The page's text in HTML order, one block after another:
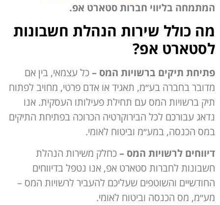
המתמחה בליווי חברות סטארט אפ.
מה כולל שירות הנהלת חשבונות
לסטארט אפ?
פתיחת תיקים ברשויות המס –כל עצמאי, בין אם
מדובר בחברה בע״מ, תאגיד או אדם פרטי, מחויב לפתוח
תיק ברשויות המס עם תחילת פעילותו העסקית. אנו
נדאג עבורכם לכל הבירוקרטיה הכרוכה בפתיחת התיקים
במס הכנסה, במע״מ וביטוח לאומי.
דיווחים לרשויות המס –כחלק משירות הנהלת
חשבונות לחברות סטארט אפ, אנו נטפל בדיווחים
החודשיים והשוטפים שעליכם להעביר לרשויות המס –
מע״מ, מס הכנסה וביטוח לאומי.